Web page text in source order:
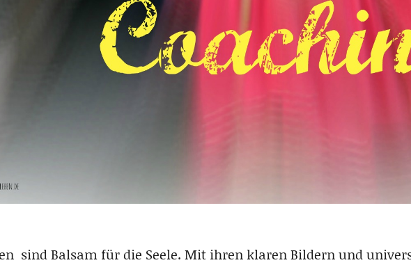
sind Balsam für die Seele. Mit ihren klaren Bildern und